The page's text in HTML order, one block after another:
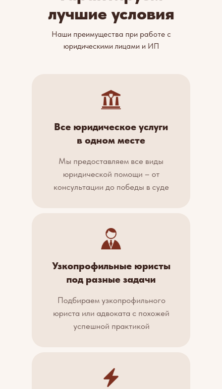
лучшие условия
Наши преимущества при работе с
юридическими лицами и ИП
Все юридическое услуги
в одном месте
Мы предоставляем все виды
юридической помощи – от
консультации до победы в суде
Узкопрофильные юристы
под разные задачи
Подбираем узкопрофильного
юриста или адвоката с похожей
успешной практикой